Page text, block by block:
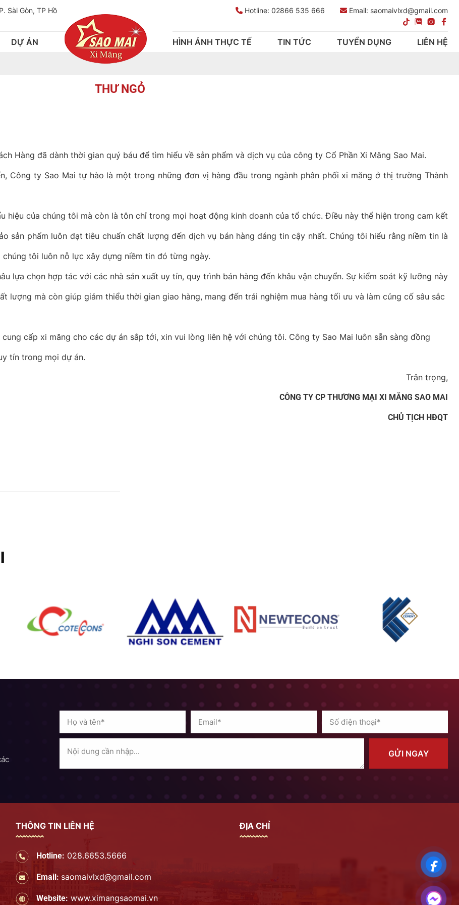
Sài Gòn, TP Hồ
Hotline: 02866 535 666 Email: saomaivlxd@gmail.com
DỰ ÁN HÌNH ẢNH THỰC TẾ TIN TỨC TUYỂN DỤNG LIÊN HỆ
THƯ NGỎ
Hàng đã dành thời gian quý báu để tìm hiểu về sản phẩm và dịch vụ của công ty Cổ Phần Xi Măng Sao Mai.
Công ty Sao Mai tự hào là một trong những đơn vị hàng đầu trong ngành phân phối xi măng ở thị trường Thành
hiệu của chúng tôi mà còn là tôn chỉ trong mọi hoạt động kinh doanh của tổ chức. Điều này thể hiện trong cam kết
sản phẩm luôn đạt tiêu chuẩn chất lượng đến dịch vụ bán hàng đáng tin cậy nhất. Chúng tôi hiểu rằng niềm tin là
tôi luôn nỗ lực xây dựng niềm tin đó từng ngày.
lựa chọn hợp tác với các nhà sản xuất uy tín, quy trình bán hàng đến khâu vận chuyển. Sự kiểm soát kỹ lưỡng này
lượng mà còn giúp giảm thiểu thời gian giao hàng, mang đến trải nghiệm mua hàng tối ưu và làm củng cố sâu sắc
cấp xi măng cho các dự án sắp tới, xin vui lòng liên hệ với chúng tôi. Công ty Sao Mai luôn sẵn sàng đồng
tín trong mọi dự án.
Trân trọng,
CÔNG TY CP THƯƠNG MẠI XI MĂNG SAO MAI
CHỦ TỊCH HĐQT
GỬI NGAY
THÔNG TIN LIÊN HỆ
Hotline: 028.6653.5666
Email: saomaivlxd@gmail.com
Website: www.ximangsaomai.vn
ĐỊA CHỈ